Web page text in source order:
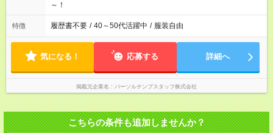
～！
特徴 履歴書不要 / 40～50代活躍中 / 服装自由
気になる！ 応募する 詳細へ
掲載元企業名 パーソルテンプスタッフ株式会社
こちらの条件も追加しませんか？